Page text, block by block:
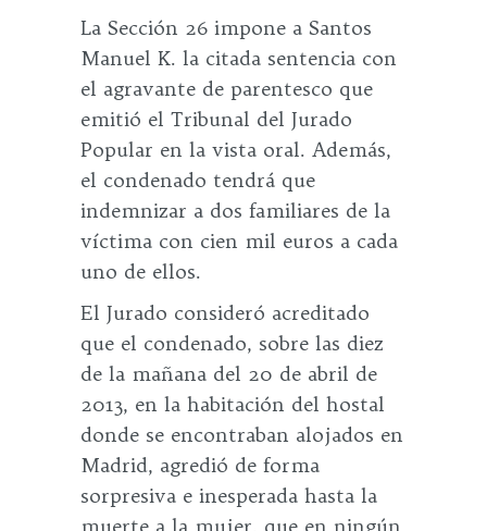
La Sección 26 impone a Santos
Manuel K. la citada sentencia con
el agravante de parentesco que
emitió el Tribunal del Jurado
Popular en la vista oral. Además,
el condenado tendrá que
indemnizar a dos familiares de la
víctima con cien mil euros a cada
uno de ellos.
El Jurado consideró acreditado
que el condenado, sobre las diez
de la mañana del 20 de abril de
2013, en la habitación del hostal
donde se encontraban alojados en
Madrid, agredió de forma
sorpresiva e inesperada hasta la